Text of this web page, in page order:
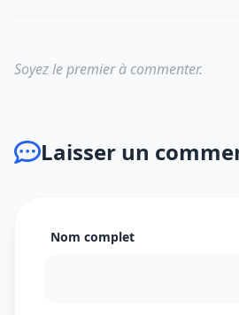
Soyez le premier à commenter.
Laisser un
Nom complet